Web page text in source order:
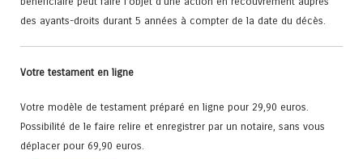
des ayants-droits durant 5 années à compter de la date du décès.
Votre testament en ligne
Votre modèle de testament préparé en ligne pour 29,90 euros.
Possibilité de le faire relire et enregistrer par un notaire, sans vous
déplacer pour 69,90 euros.